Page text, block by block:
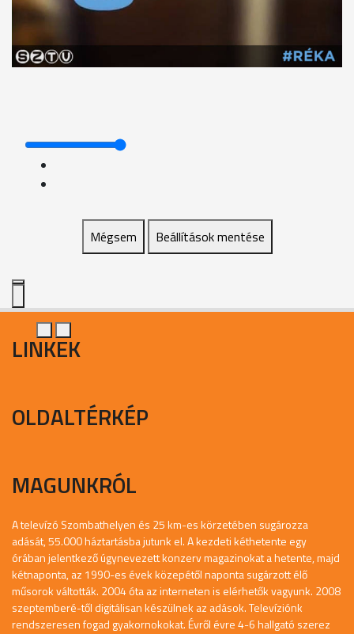
Mégsem Beállítások mentése
LINKEK
OLDALTÉRKÉP
MAGUNKRÓL
A televízó Szombathelyen és 25 km-es körzetében sugározza
adását, 55.000 háztartásba jutunk el. A kezdeti kéthetente egy
órában jelentkező úgynevezett konzerv magazinokat a hetente, majd
kétnaponta, az 1990-es évek közepétől naponta sugárzott élő
műsorok váltották. 2004 óta az interneten is elérhetők vagyunk. 2008
szeptemberé-től digitálisan készülnek az adások. Televíziónk
rendszeresen fogad gyakornokokat. Évről évre 4-6 hallgató szerez